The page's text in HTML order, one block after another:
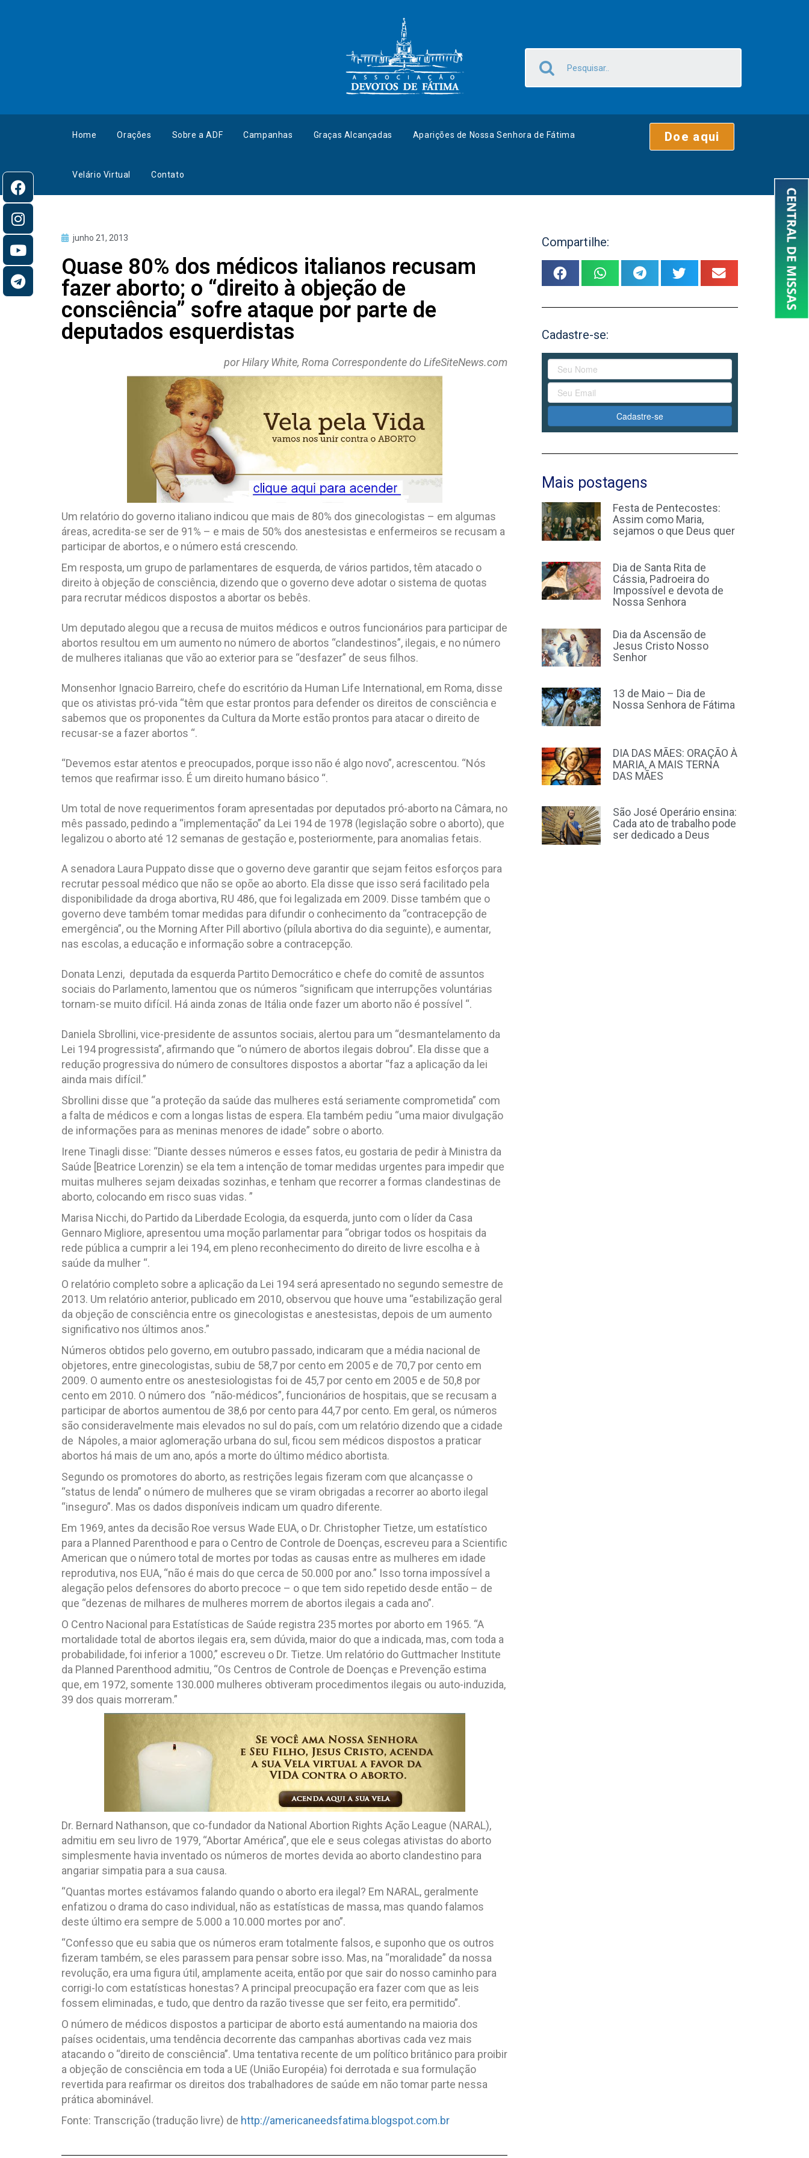
Home Orações Sobre a ADF Campanhas Graças Alcançadas Aparições de Nossa Senhora de Fátima
Velário Virtual Contato
Doe aqui
junho 21, 2013
Quase 80% dos médicos italianos recusam
fazer aborto; o “direito à objeção de
consciência” sofre ataque por parte de
deputados esquerdistas
por Hilary White, Roma Correspondente do LifeSiteNews.com
Um relatório do governo italiano indicou que mais de 80% dos ginecologistas – em algumas
áreas, acredita-se ser de 91% – e mais de 50% dos anestesistas e enfermeiros se recusam a
participar de abortos, e o número está crescendo.
Em resposta, um grupo de parlamentares de esquerda, de vários partidos, têm atacado o
direito à objeção de consciência, dizendo que o governo deve adotar o sistema de quotas
para recrutar médicos dispostos a abortar os bebês.
Um deputado alegou que a recusa de muitos médicos e outros funcionários para participar de
abortos resultou em um aumento no número de abortos “clandestinos”, ilegais, e no número
de mulheres italianas que vão ao exterior para se “desfazer” de seus filhos.
Monsenhor Ignacio Barreiro, chefe do escritório da Human Life International, em Roma, disse
que os ativistas pró-vida “têm que estar prontos para defender os direitos de consciência e
sabemos que os proponentes da Cultura da Morte estão prontos para atacar o direito de
recusar-se a fazer abortos “.
“Devemos estar atentos e preocupados, porque isso não é algo novo”, acrescentou. “Nós
temos que reafirmar isso. É um direito humano básico “.
Um total de nove requerimentos foram apresentadas por deputados pró-aborto na Câmara, no
mês passado, pedindo a “implementação” da Lei 194 de 1978 (legislação sobre o aborto), que
legalizou o aborto até 12 semanas de gestação e, posteriormente, para anomalias fetais.
A senadora Laura Puppato disse que o governo deve garantir que sejam feitos esforços para
recrutar pessoal médico que não se opõe ao aborto. Ela disse que isso será facilitado pela
disponibilidade da droga abortiva, RU 486, que foi legalizada em 2009. Disse também que o
governo deve também tomar medidas para difundir o conhecimento da “contracepção de
emergência”, ou the Morning After Pill abortivo (pílula abortiva do dia seguinte), e aumentar,
nas escolas, a educação e informação sobre a contracepção.
Donata Lenzi, deputada da esquerda Partito Democrático e chefe do comitê de assuntos
sociais do Parlamento, lamentou que os números “significam que interrupções voluntárias
tornam-se muito difícil. Há ainda zonas de Itália onde fazer um aborto não é possível “.
Daniela Sbrollini, vice-presidente de assuntos sociais, alertou para um “desmantelamento da
Lei 194 progressista”, afirmando que “o número de abortos ilegais dobrou”. Ela disse que a
redução progressiva do número de consultores dispostos a abortar “faz a aplicação da lei
ainda mais difícil.”
Sbrollini disse que “a proteção da saúde das mulheres está seriamente comprometida” com
a falta de médicos e com a longas listas de espera. Ela também pediu “uma maior divulgação
de informações para as meninas menores de idade” sobre o aborto.
Irene Tinagli disse: “Diante desses números e esses fatos, eu gostaria de pedir à Ministra da
Saúde [Beatrice Lorenzin) se ela tem a intenção de tomar medidas urgentes para impedir que
muitas mulheres sejam deixadas sozinhas, e tenham que recorrer a formas clandestinas de
aborto, colocando em risco suas vidas. ”
Marisa Nicchi, do Partido da Liberdade Ecologia, da esquerda, junto com o líder da Casa
Gennaro Migliore, apresentou uma moção parlamentar para “obrigar todos os hospitais da
rede pública a cumprir a lei 194, em pleno reconhecimento do direito de livre escolha e à
saúde da mulher “.
O relatório completo sobre a aplicação da Lei 194 será apresentado no segundo semestre de
2013. Um relatório anterior, publicado em 2010, observou que houve uma “estabilização geral
da objeção de consciência entre os ginecologistas e anestesistas, depois de um aumento
significativo nos últimos anos.”
Números obtidos pelo governo, em outubro passado, indicaram que a média nacional de
objetores, entre ginecologistas, subiu de 58,7 por cento em 2005 e de 70,7 por cento em
2009. O aumento entre os anestesiologistas foi de 45,7 por cento em 2005 e de 50,8 por
cento em 2010. O número dos “não-médicos”, funcionários de hospitais, que se recusam a
participar de abortos aumentou de 38,6 por cento para 44,7 por cento. Em geral, os números
são consideravelmente mais elevados no sul do país, com um relatório dizendo que a cidade
de Nápoles, a maior aglomeração urbana do sul, ficou sem médicos dispostos a praticar
abortos há mais de um ano, após a morte do último médico abortista.
Segundo os promotores do aborto, as restrições legais fizeram com que alcançasse o
“status de lenda” o número de mulheres que se viram obrigadas a recorrer ao aborto ilegal
“inseguro”. Mas os dados disponíveis indicam um quadro diferente.
Em 1969, antes da decisão Roe versus Wade EUA, o Dr. Christopher Tietze, um estatístico
para a Planned Parenthood e para o Centro de Controle de Doenças, escreveu para a Scientific
American que o número total de mortes por todas as causas entre as mulheres em idade
reprodutiva, nos EUA, “não é mais do que cerca de 50.000 por ano.” Isso torna impossível a
alegação pelos defensores do aborto precoce – o que tem sido repetido desde então – de
que “dezenas de milhares de mulheres morrem de abortos ilegais a cada ano”.
O Centro Nacional para Estatísticas de Saúde registra 235 mortes por aborto em 1965. “A
mortalidade total de abortos ilegais era, sem dúvida, maior do que a indicada, mas, com toda a
probabilidade, foi inferior a 1000,” escreveu o Dr. Tietze. Um relatório do Guttmacher Institute
da Planned Parenthood admitiu, “Os Centros de Controle de Doenças e Prevenção estima
que, em 1972, somente 130.000 mulheres obtiveram procedimentos ilegais ou auto-induzida,
39 dos quais morreram.”
Dr. Bernard Nathanson, que co-fundador da National Abortion Rights Ação League (NARAL),
admitiu em seu livro de 1979, “Abortar América”, que ele e seus colegas ativistas do aborto
simplesmente havia inventado os números de mortes devida ao aborto clandestino para
angariar simpatia para a sua causa.
“Quantas mortes estávamos falando quando o aborto era ilegal? Em NARAL, geralmente
enfatizou o drama do caso individual, não as estatísticas de massa, mas quando falamos
deste último era sempre de 5.000 a 10.000 mortes por ano”.
“Confesso que eu sabia que os números eram totalmente falsos, e suponho que os outros
fizeram também, se eles parassem para pensar sobre isso. Mas, na “moralidade” da nossa
revolução, era uma figura útil, amplamente aceita, então por que sair do nosso caminho para
corrigi-lo com estatísticas honestas? A principal preocupação era fazer com que as leis
fossem eliminadas, e tudo, que dentro da razão tivesse que ser feito, era permitido”.
O número de médicos dispostos a participar de aborto está aumentando na maioria dos
países ocidentais, uma tendência decorrente das campanhas abortivas cada vez mais
atacando o “direito de consciência”. Uma tentativa recente de um político britânico para proibir
a objeção de consciência em toda a UE (União Européia) foi derrotada e sua formulação
revertida para reafirmar os direitos dos trabalhadores de saúde em não tomar parte nessa
prática abominável.
Fonte: Transcrição (tradução livre) de http://americaneedsfatima.blogspot.com.br
Compartilhe:
Cadastre-se:
Cadastre-se
Mais postagens
Festa de Pentecostes:
Assim como Maria,
sejamos o que Deus quer
Dia de Santa Rita de
Cássia, Padroeira do
Impossível e devota de
Nossa Senhora
Dia da Ascensão de
Jesus Cristo Nosso
Senhor
13 de Maio – Dia de
Nossa Senhora de Fátima
DIA DAS MÃES: ORAÇÃO À
MARIA, A MAIS TERNA
DAS MÃES
São José Operário ensina:
Cada ato de trabalho pode
ser dedicado a Deus